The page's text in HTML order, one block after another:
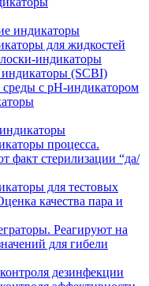
индикаторы
для жидкостей
индикаторы
(SCBI)
с рН-индикатором
процесса.
факт стерилизации “да/
для тестовых
качества пара и
Реагируют на
для гибели
дезинфекции